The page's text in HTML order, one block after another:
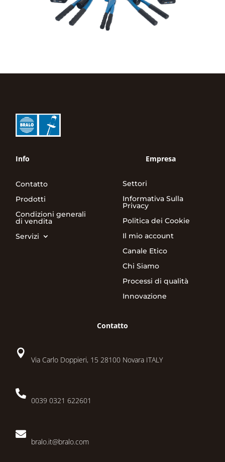
Info
Contatto
Prodotti
Condizioni generali
di vendita
Servizi
Empresa
Settori
Informativa Sulla
Privacy
Politica dei Cookie
Il mio account
Canale Etico
Chi Siamo
Processi di qualità
Innovazione
Contatto

Via Carlo Doppieri, 15 28100 Novara ITALY

0039 0321 622601

bralo.it@bralo.com